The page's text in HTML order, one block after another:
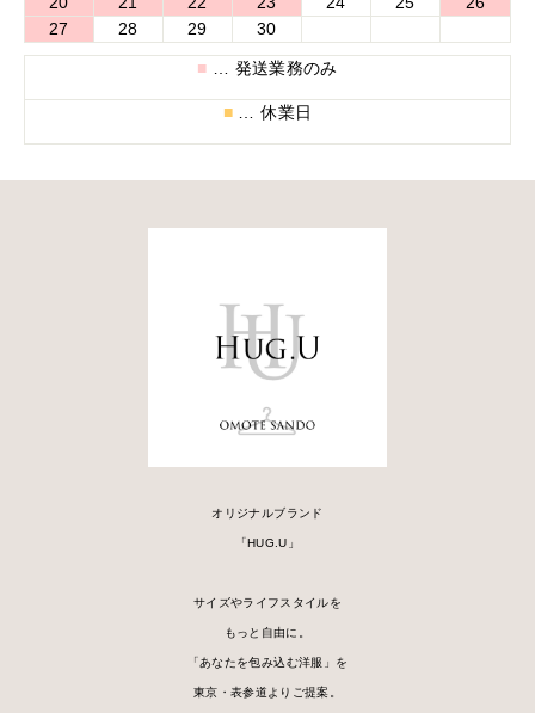
27
28 29 30
■ … 発送業務のみ
■ … 休業日
オリジナルブランド
「HUG.U」
サイズやライフスタイルを
もっと自由に。
「あなたを包み込む洋服」を
東京・表参道よりご提案。